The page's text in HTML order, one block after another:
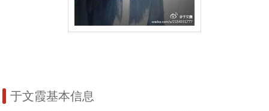
于文霞基本信息